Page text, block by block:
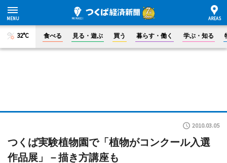
32°C 食べる 見る・遊ぶ 買う 暮らす・働く 学ぶ・知る
2010.03.05
つくば実験植物園で「植物がコンクール入選
作品展」－描き方講座も